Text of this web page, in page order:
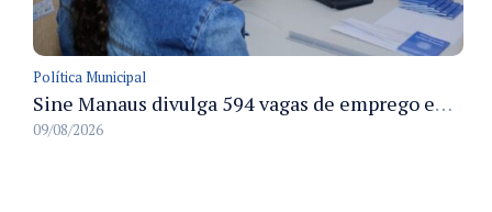
Política Municipal
Sine Manaus divulga 594 vagas de emprego em Manaus com atendimento presencial nesta segunda-feira
09/08/2026